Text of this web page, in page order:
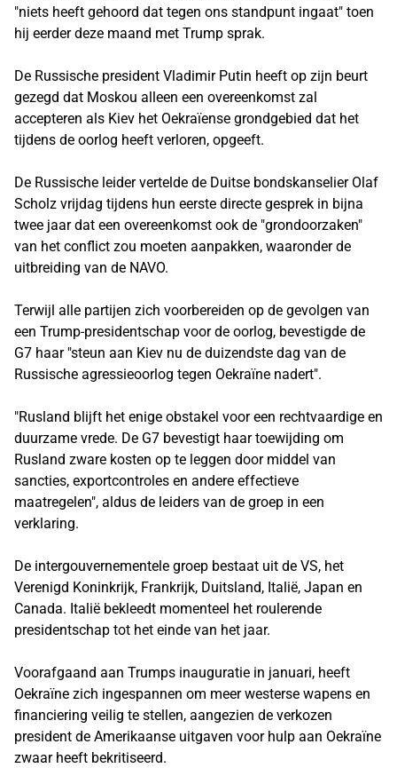
"niets heeft gehoord dat tegen ons standpunt ingaat" toen
hij eerder deze maand met Trump sprak.
De Russische president Vladimir Putin heeft op zijn beurt
gezegd dat Moskou alleen een overeenkomst zal
accepteren als Kiev het Oekraïense grondgebied dat het
tijdens de oorlog heeft verloren, opgeeft.
De Russische leider vertelde de Duitse bondskanselier Olaf
Scholz vrijdag tijdens hun eerste directe gesprek in bijna
twee jaar dat een overeenkomst ook de "grondoorzaken"
van het conflict zou moeten aanpakken, waaronder de
uitbreiding van de NAVO.
Terwijl alle partijen zich voorbereiden op de gevolgen van
een Trump-presidentschap voor de oorlog, bevestigde de
G7 haar "steun aan Kiev nu de duizendste dag van de
Russische agressieoorlog tegen Oekraïne nadert".
"Rusland blijft het enige obstakel voor een rechtvaardige en
duurzame vrede. De G7 bevestigt haar toewijding om
Rusland zware kosten op te leggen door middel van
sancties, exportcontroles en andere effectieve
maatregelen", aldus de leiders van de groep in een
verklaring.
De intergouvernementele groep bestaat uit de VS, het
Verenigd Koninkrijk, Frankrijk, Duitsland, Italië, Japan en
Canada. Italië bekleedt momenteel het roulerende
presidentschap tot het einde van het jaar.
Voorafgaand aan Trumps inauguratie in januari, heeft
Oekraïne zich ingespannen om meer westerse wapens en
financiering veilig te stellen, aangezien de verkozen
president de Amerikaanse uitgaven voor hulp aan Oekraïne
zwaar heeft bekritiseerd.